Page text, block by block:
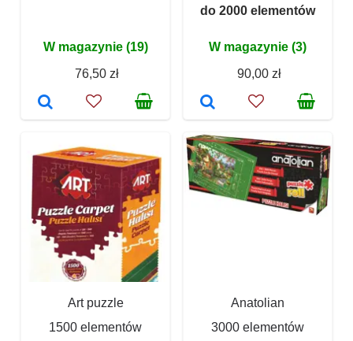
W magazynie (19)
76,50 zł
do 2000 elementów
W magazynie (3)
90,00 zł
Art puzzle
1500 elementów
Anatolian
3000 elementów